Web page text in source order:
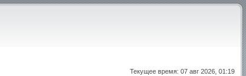
Текущее время: 07 авг 2026, 01:19